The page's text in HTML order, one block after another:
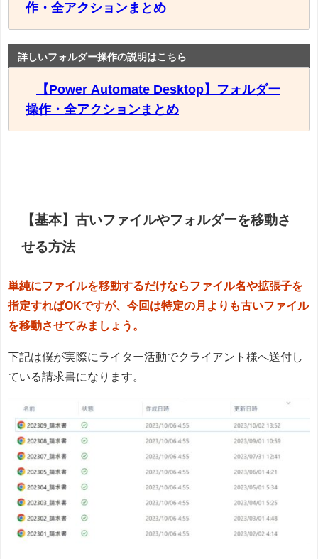
作・全アクションまとめ
詳しいフォルダー操作の説明はこちら
【Power Automate Desktop】フォルダー
操作・全アクションまとめ
【基本】古いファイルやフォルダーを移動さ
せる方法
単純にファイルを移動するだけならファイル名や拡張子を
指定すればOKですが、今回は特定の月よりも古いファイル
を移動させてみましょう。
下記は僕が実際にライター活動でクライアント様へ送付し
ている請求書になります。